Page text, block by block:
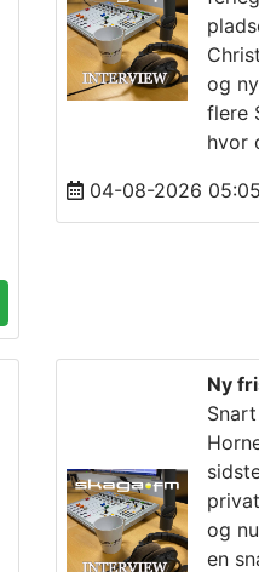
og
flere
hvor
04-08-2026
Ny
og
en